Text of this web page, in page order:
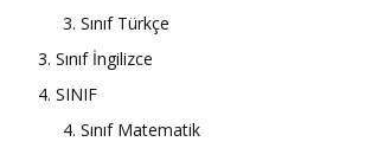
3. Sınıf Türkçe
3. Sınıf İngilizce
4. SINIF
4. Sınıf Matematik